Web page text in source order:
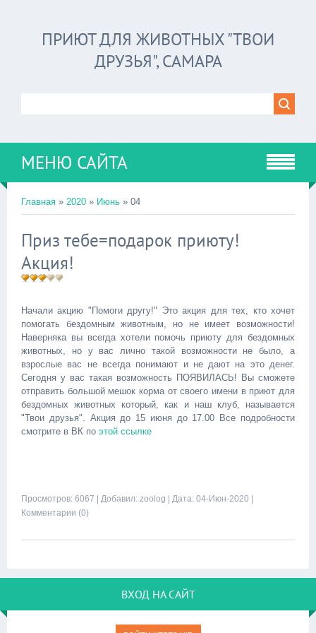
ПРИЮТ ДЛЯ ЖИВОТНЫХ "ТВОИ
ДРУЗЬЯ", САМАРА
МЕНЮ САЙТА
Главная » 2020 » Июнь » 04
Приз тебе=подарок приюту!
Акция!
Начали акцию "Помоги другу!" Это акция для тех, кто хочет
помогать бездомным животным, но не имеет возможности!
Наверняка вы всегда хотели помочь приюту для бездомных
животных, но у вас лично такой возможности не было, а
взрослые вас не всегда понимают и не дают на это денег.
Сегодня у вас такая возможность ПОЯВИЛАСЬ! Вы сможете
отправить большой мешок корма от своего имени в приют для
бездомных животных который, как и наш клуб, называется
"Твои друзья". Акция до 15 июня до 17.00 Все подробности
смотрите в ВК по этой ссылке
Просмотров: 6067 | Добавил: zoolog | Дата: 04-Июн-2020
Комментарии (0)
ВХОД НА САЙТ